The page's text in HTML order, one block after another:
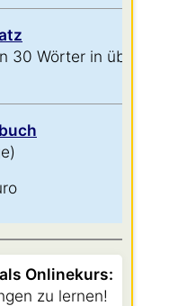
30 Wörter in über 60
Onlinekurs:
zu lernen!